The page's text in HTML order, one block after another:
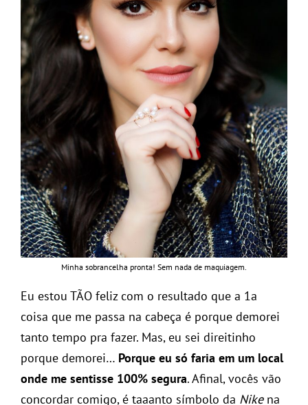
Minha sobrancelha pronta! Sem nada de maquiagem.
Eu estou TÃO feliz com o resultado que a 1a
coisa que me passa na cabeça é porque demorei
tanto tempo pra fazer. Mas, eu sei direitinho
porque demorei… Porque eu só faria em um local
onde me sentisse 100% segura. Afinal, vocês vão
concordar comigo, é taaanto símbolo da Nikena